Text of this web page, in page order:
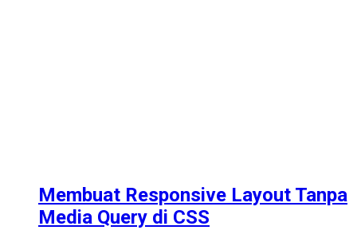
Membuat Responsive Layout Tanpa
Media Query di CSS